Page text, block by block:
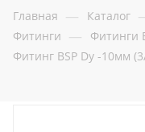
Главная — Каталог
Фитинги — Фитинги
Фитинг BSP Dу -10мм